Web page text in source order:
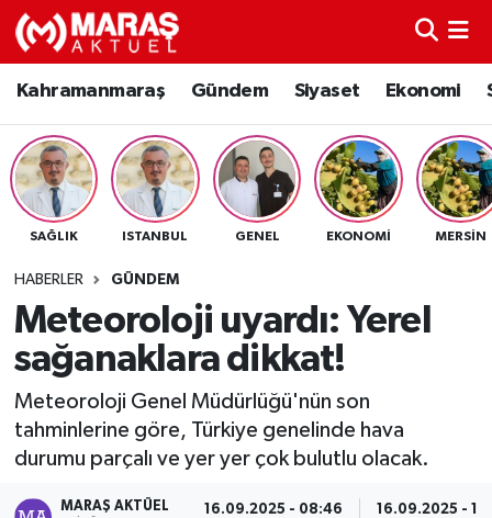
Kahramanmaraş Gündem Siyaset Ekonomi
SAĞLIK ISTANBUL GENEL EKONOMI MERSIN
HABERLER GÜNDEM
Meteoroloji uyardı: Yerel
sağanaklara dikkat!
Meteoroloji Genel Müdürlüğü'nün son
tahminlerine göre, Türkiye genelinde hava
durumu parçalı ve yer yer çok bulutlu olacak.
MARAŞ AKTÜEL 16.09.2025 - 08:46 16.09.2025 -
Kahramanmaraş
Gündem
Siyaset
Spor
Sağlık
Teknoloji
Eğitim
Nöbetçi Eczaneler
Hava Durumu
Namaz Vakitleri
TFF 3.Lig 4.Grup Puan Durumu ve Fikstür
Tüm Manşetler
Son Dakika Haberleri
Haber Arşivi